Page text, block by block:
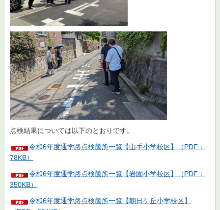
点検結果については以下のとおりです。
令和6年度通学路点検箇所一覧【山手小学校区】（PDF：
78KB）
令和6年度通学路点検箇所一覧【岩園小学校区】（PDF：
350KB）
令和6年度通学路点検箇所一覧【朝日ケ丘小学校区】